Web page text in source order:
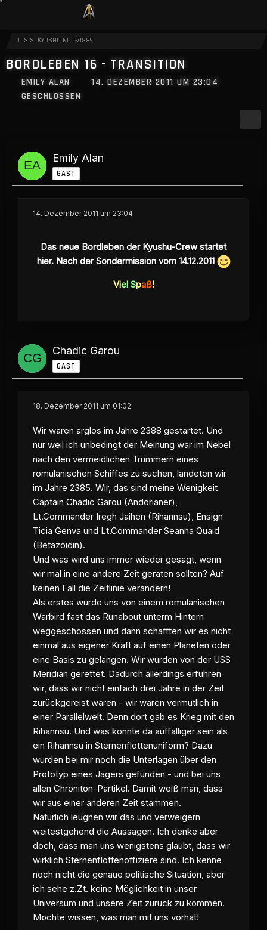
U.S.S. KYUSHU NCC-71889
BORDLEBEN 16 - TRANSITION
EMILY ALAN
14. DEZEMBER 2011 UM 23:04
GESCHLOSSEN
Emily Alan
GAST
14. Dezember 2011 um 23:04
Das neue Bordleben der Kyushu-Crew startet
hier. Nach der Sondermission vom 14.12.2011
Viel Spaß!
Chadic Garou
GAST
18. Dezember 2011 um 01:02
Wir waren arglos im Jahre 2388 gestartet. Und
nur weil ich unbedingt der Meinung war im Nebel
nach den vermeidlichen Trümmern eines
romulanischen Schiffes zu suchen, landeten wir
im Jahre 2385. Wir, das sind meine Wenigkeit
Captain Chadic Garou (Andorianer),
Lt.Commander Iregh Jaihen (Rihannsu), Ensign
Ticia Genva und Lt.Commander Seanna Quaid
(Betazoidin).
Und was wird uns immer wieder gesagt, wenn
wir mal in eine andere Zeit geraten sollten? Auf
keinen Fall die Zeitlinie verändern!
Als erstes wurde uns von einem romulanischen
Warbird fast das Runabout unterm Hintern
weggeschossen und dann schafften wir es nicht
einmal aus eigener Kraft auf einen Planeten oder
eine Basis zu gelangen. Wir wurden von der USS
Meridian gerettet. Dadurch allerdings erfuhren
wir, dass wir nicht einfach drei Jahre in der Zeit
zurückgereist waren - wir waren vermutlich in
einer Parallelwelt. Denn dort gab es Krieg mit den
Rihannsu. Und was konnte da auffälliger sein als
ein Rihannsu in Sternenflottenuniform? Dazu
wurden bei mir noch die Unterlagen über den
Prototyp eines Jägers gefunden - und bei uns
allen Chroniton-Partikel. Damit weiß man, dass
wir aus einer anderen Zeit stammen.
Natürlich leugnen wir das und verweigern
weitestgehend die Aussagen. Ich denke aber
doch, dass man uns wenigstens glaubt, dass wir
wirklich Sternenflottenoffiziere sind. Ich kenne
noch nicht die genaue politische Situation, aber
ich sehe z.Zt. keine Möglichkeit in unser
Universum und unsere Zeit zurück zu kommen.
Möchte wissen, was man mit uns vorhat!